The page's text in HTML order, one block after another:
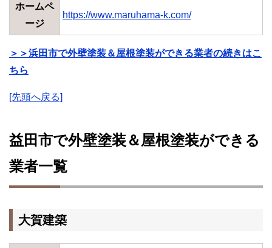
ホームペ
ージ
https://www.maruhama-k.com/
＞＞浜田市で外壁塗装＆屋根塗装ができる業者の続きはこ
ちら
[先頭へ戻る]
益田市で外壁塗装＆屋根塗装ができる
業者一覧
大賀建築